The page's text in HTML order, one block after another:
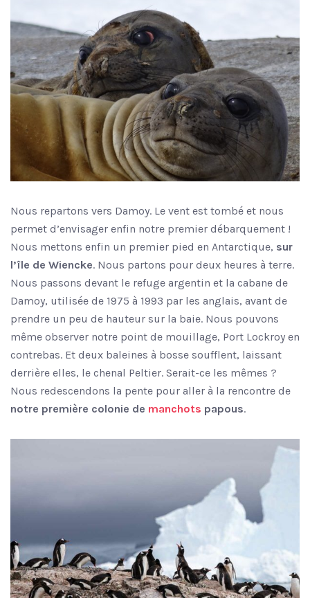
Nous repartons vers Damoy. Le vent est tombé et nous
permet d’envisager enfin notre premier débarquement !
Nous mettons enfin un premier pied en Antarctique, sur
l’île de Wiencke. Nous partons pour deux heures à terre.
Nous passons devant le refuge argentin et la cabane de
Damoy, utilisée de 1975 à 1993 par les anglais, avant de
prendre un peu de hauteur sur la baie. Nous pouvons
même observer notre point de mouillage, Port Lockroy en
contrebas. Et deux baleines à bosse soufflent, laissant
derrière elles, le chenal Peltier. Serait-ce les mêmes ?
Nous redescendons la pente pour aller à la rencontre de
notre première colonie de manchots papous.